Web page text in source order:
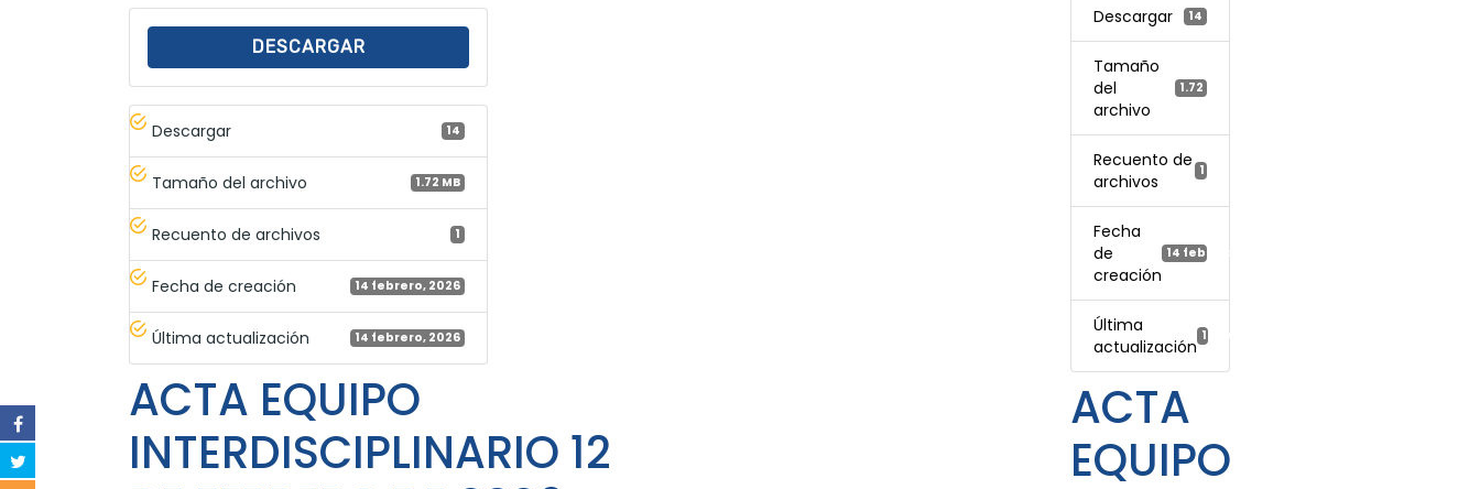
DESCARGAR
Descargar 14
Tamaño del archivo 1.72 MB
Recuento de archivos 1
Fecha de creación 14 febrero, 2026
Última actualización 14 febrero, 2026
ACTA EQUIPO
INTERDISCIPLINARIO 12
Descargar 14
Tamaño
del
archivo
1.72 MB
Recuento de
archivos
1
Fecha
de
creación
14 febrero, 2026
Última
actualización
14 febrero, 2026
ACTA
EQUIPO